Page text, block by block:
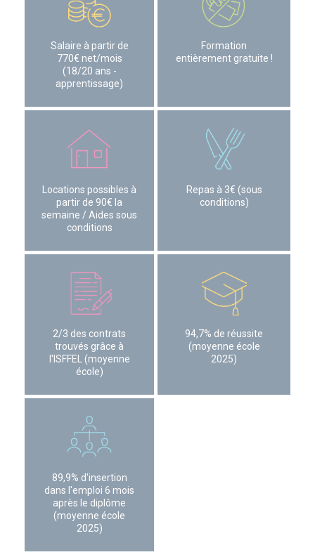
Salaire à partir de
770€ net/mois
(18/20 ans -
apprentissage)
Formation
entièrement gratuite !
Locations possibles à
partir de 90€ la
semaine / Aides sous
conditions
Repas à 3€ (sous
conditions)
2/3 des contrats
trouvés grâce à
l'ISFFEL (moyenne
école)
94,7% de réussite
(moyenne école
2025)
89,9% d'insertion
dans l'emploi 6 mois
après le diplôme
(moyenne école
2025)